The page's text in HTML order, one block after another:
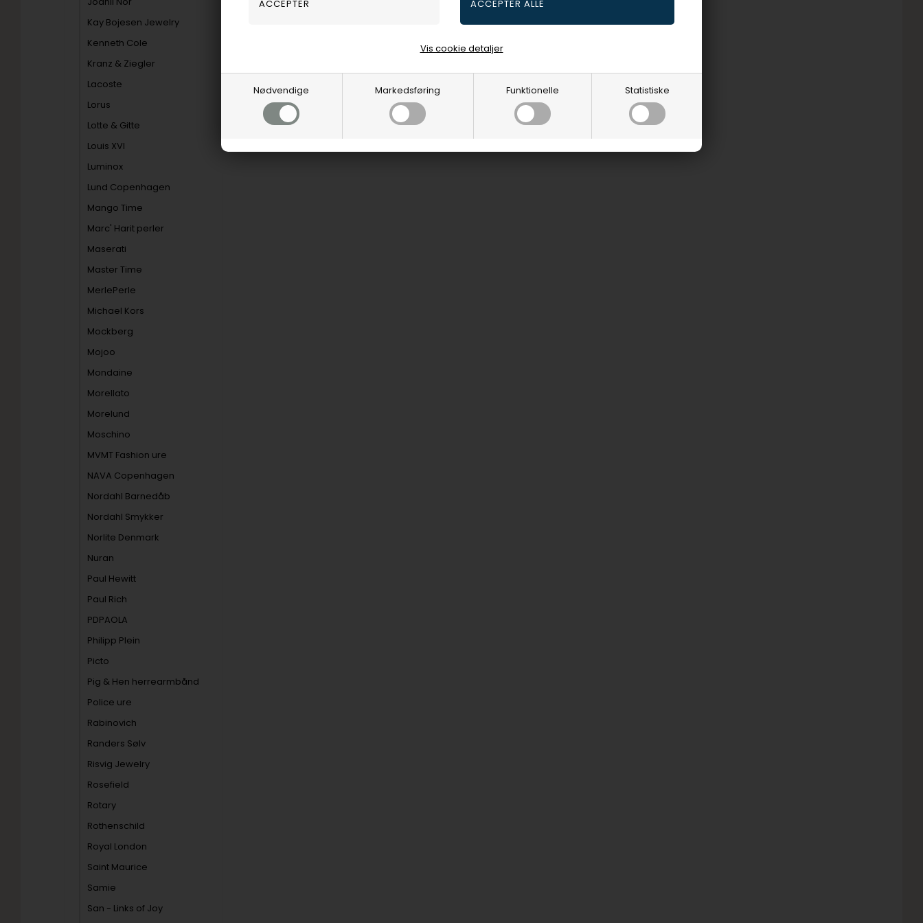
Nødvendige Markedsføring Funktionelle Statistiske
Vis cookie detaljer
Kay Bojesen Jewelry
Kenneth Cole
Kranz & Ziegler
Lacoste
Lorus
Lotte & Gitte
Louis XVI
Luminox
Lund Copenhagen
Mango Time
Marc' Harit perler
Maserati
Master Time
MerlePerle
Michael Kors
Mockberg
Mojoo
Mondaine
Morellato
Morelund
Moschino
MVMT Fashion ure
NAVA Copenhagen
Nordahl Barnedåb
Nordahl Smykker
Norlite Denmark
Nuran
Paul Hewitt
Paul Rich
PDPAOLA
Philipp Plein
Picto
Pig & Hen herrearmbånd
Police ure
Rabinovich
Randers Sølv
Risvig Jewelry
Rosefield
Rotary
Rothenschild
Royal London
Saint Maurice
Samie
San - Links of Joy